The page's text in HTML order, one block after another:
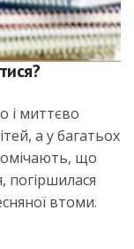
і миттєво
а у багатьох
що
погіршилася
втоми.